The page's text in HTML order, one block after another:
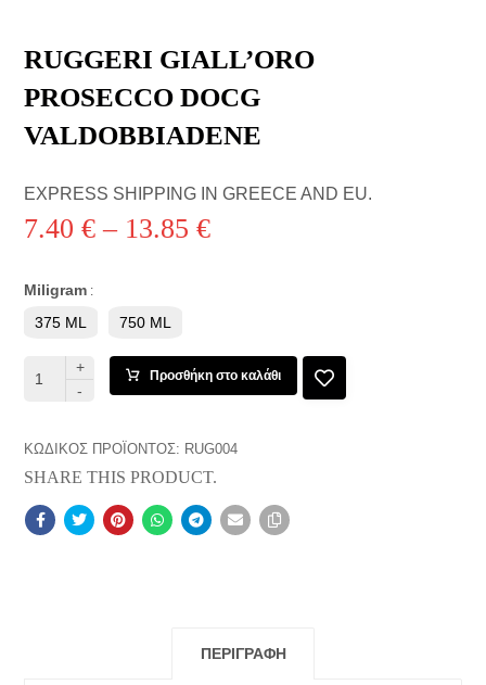
RUGGERI GIALL’ORO
PROSECCO DOCG
VALDOBBIADENE
EXPRESS SHIPPING IN GREECE AND EU.
7.40€ – 13.85€
Miligram :
375 ML 750 ML
+
-
Προσθήκη στο καλάθι
ΚΩΔΙΚΌΣ ΠΡΟΪΌΝΤΟΣ: RUG004
SHARE THIS PRODUCT.
ΠΕΡΙΓΡΑΦΉ